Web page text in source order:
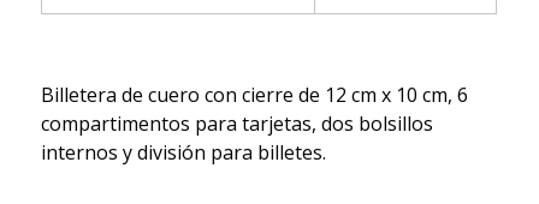
Billetera de cuero con cierre de 12 cm x 10 cm, 6
compartimentos para tarjetas, dos bolsillos
internos y división para billetes.